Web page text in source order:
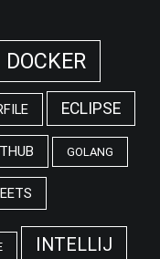
DOCKER
ECLIPSE
GOLANG
INTELLIJ